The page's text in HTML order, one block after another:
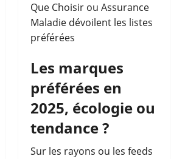
Que Choisir ou Assurance
Maladie dévoilent les listes
préférées
Les marques
préférées en
2025, écologie ou
tendance ?
Sur les rayons ou les feeds